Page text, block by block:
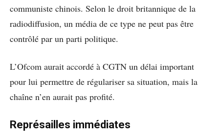
communiste chinois. Selon le droit britannique de la
radiodiffusion, un média de ce type ne peut pas être
contrôlé par un parti politique.
L’Ofcom aurait accordé à CGTN un délai important
pour lui permettre de régulariser sa situation, mais la
chaîne n’en aurait pas profité.
Représailles immédiates